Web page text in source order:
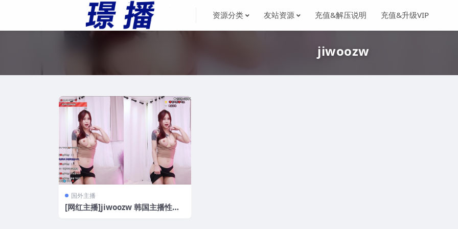
资源分类 友站资源 充值&解压说明 充值&升级VIP
jiwoozw
国外主播
[网红主播]jiwoozw 韩国主播性感